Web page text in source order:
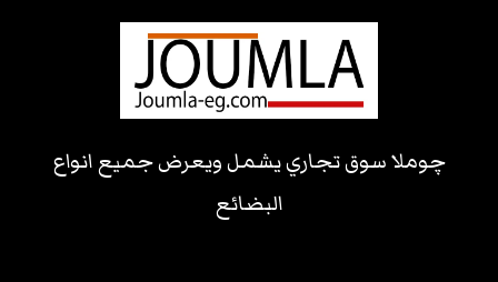
چوملا سوق تجاري يشمل ويعرض جميع انواع
البضائع